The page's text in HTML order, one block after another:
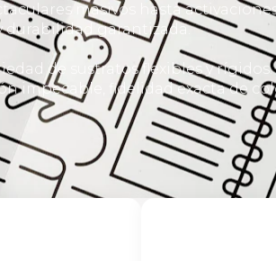
masivos hasta
garantizada.
de sustratos flexibles y rígidos.
impecable, fidelidad exacta de